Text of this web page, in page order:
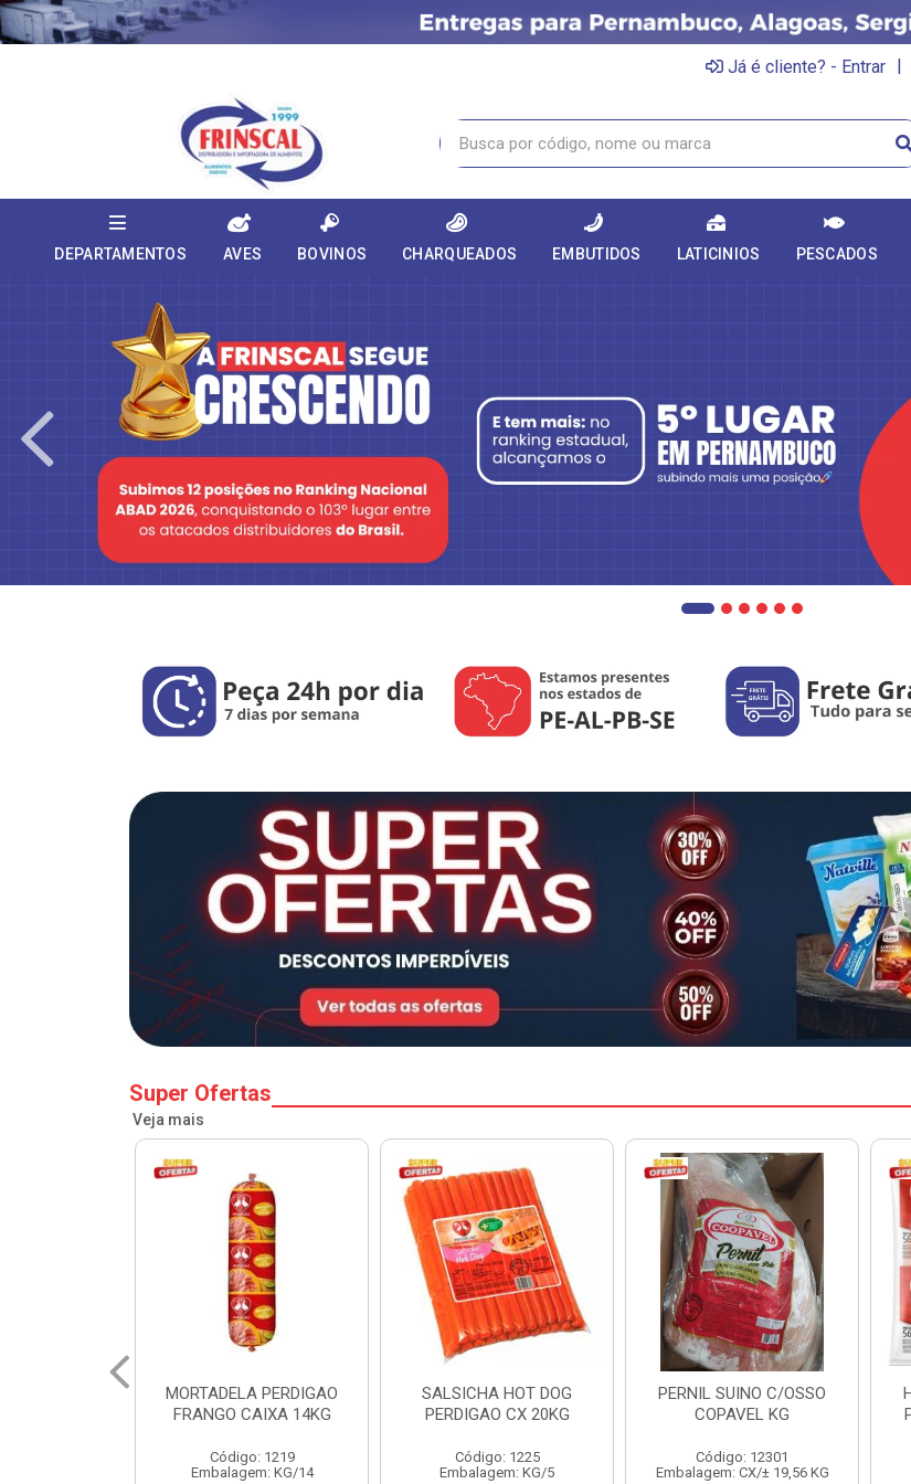
Já é cliente? - Entrar |
DEPARTAMENTOS AVES BOVINOS CHARQUEADOS EMBUTIDOS LATICINIOS PESCADOS
Super Ofertas
Veja mais
SALSICHA HOT DOG
PERDIGAO CX 20KG
Código: 1225
Embalagem: KG/5
PERNIL SUINO C/OSSO
COPAVEL KG
Código: 12301
Embalagem: CX/± 19,56 KG
HAMBURGUER BOVINO
PERDIGAO CX 2,016KG
Código: 1263
Embalagem: CX/1